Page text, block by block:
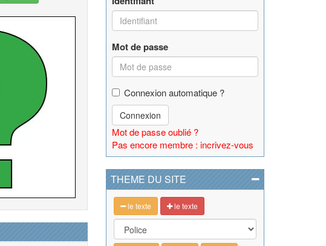
Mot de passe
Connexion automatique ?
Connexion
Mot de passe oublié ?
Pas encore membre : incrivez-vous
THEME DU SITE
le texte le texte